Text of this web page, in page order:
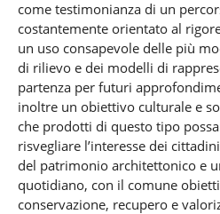
come testimonianza di un
costantemente orientato al
un uso consapevole delle più
di rilievo e dei modelli di
partenza per futuri
inoltre un obiettivo culturale e
che prodotti di questo tipo
risvegliare l’interesse dei
del patrimonio architettonico e
quotidiano, con il comune
conservazione, recupero e